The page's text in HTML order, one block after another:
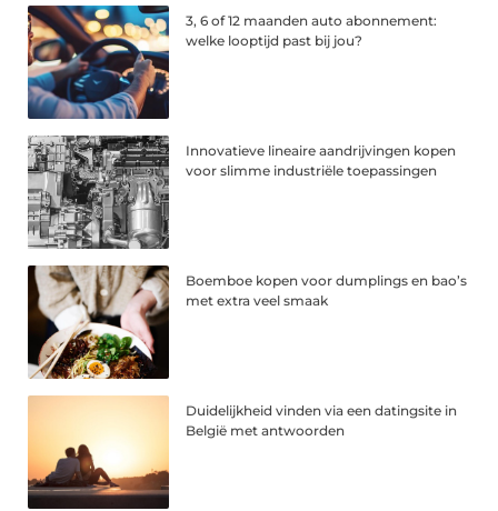
3, 6 of 12 maanden auto abonnement:
welke looptijd past bij jou?
Innovatieve lineaire aandrijvingen kopen
voor slimme industriële toepassingen
Boemboe kopen voor dumplings en bao’s
met extra veel smaak
Duidelijkheid vinden via een datingsite in
België met antwoorden